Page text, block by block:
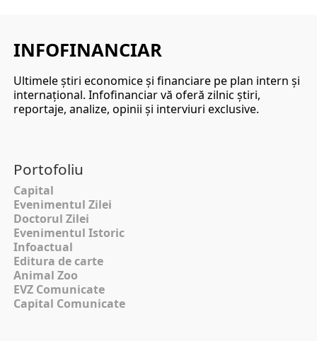
INFOFINANCIAR
Ultimele ştiri economice şi financiare pe plan intern şi
internaţional. Infofinanciar vă oferă zilnic ştiri,
reportaje, analize, opinii şi interviuri exclusive.
Portofoliu
Capital
Evenimentul Zilei
Doctorul Zilei
Evenimentul Istoric
Infoactual
Editura de carte
Animal Zoo
EVZ Comunicate
Capital Comunicate